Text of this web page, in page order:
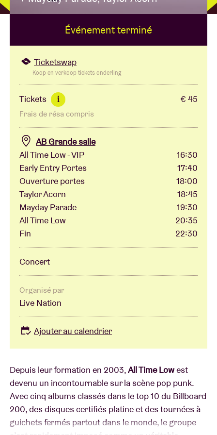
Location de salles
BRDCST
Chèque-concert
À propos de l'AB
Contact
Depuis leur formation en 2003,All Time Lowest
devenu un incontournable sur la scène pop punk.
Avec cinq albums classés dans le top 10 du Billboard
200, des disques certifiés platine et des tournées à
guichets fermés partout dans le monde, le groupe
Événement terminé
Ticketswap
Koop en verkoop tickets onderling
Tickets i € 45
Frais de résa compris
AB Grande salle
All Time Low - VIP
16:30
Early Entry Portes
17:40
Ouverture portes
18:00
Taylor Acorn
18:45
Mayday Parade
19:30
All Time Low
20:35
Fin
22:30
Concert
Organisé par
Live Nation
Ajouter au calendrier